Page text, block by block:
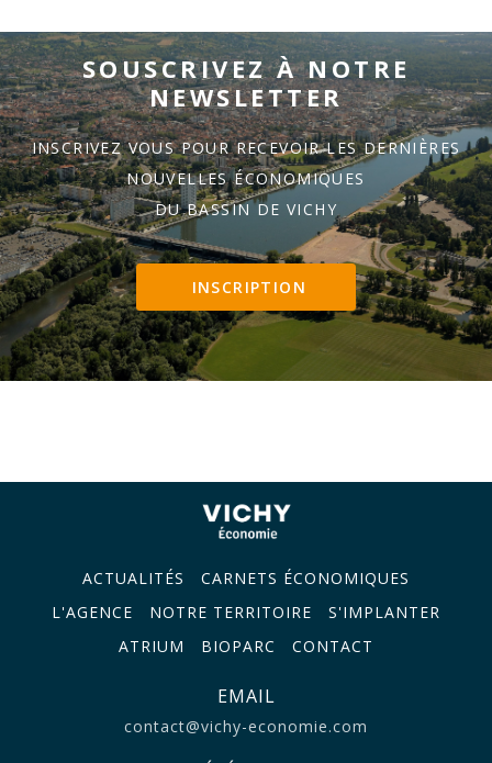
SOUSCRIVEZ À NOTRE
NEWSLETTER
INSCRIVEZ VOUS POUR RECEVOIR LES DERNIÈRES
NOUVELLES ÉCONOMIQUES
DU BASSIN DE VICHY
INSCRIPTION
ACTUALITÉS
CARNETS ÉCONOMIQUES
L'AGENCE
NOTRE TERRITOIRE
S'IMPLANTER
ATRIUM
BIOPARC CONTACT
EMAIL
contact@vichy-economie.com